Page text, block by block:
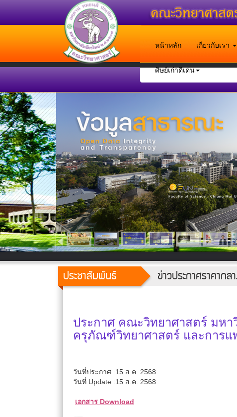
หน้าหลัก เกี่ยวกับเรา
ศิษย์เก่าดีเด่น
ประชาสัมพันธ์ ข่าวประกาศราคากล
ประกาศ คณะวิทยาศาสตร์ มหา
ครุภัณฑ์วิทยาศาสตร์ และการแ
วันที่ประกาศ :15 ส.ค. 2568
วันที่ Update :15 ส.ค. 2568
เอกสาร Download